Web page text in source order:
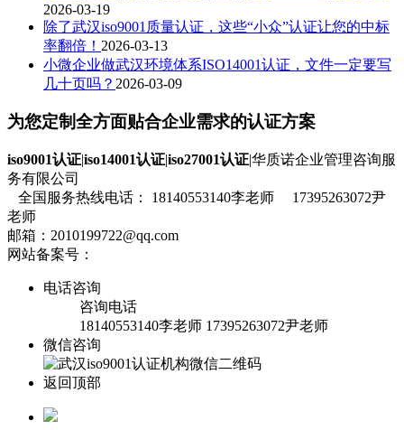
2026-03-19
除了武汉iso9001质量认证，这些“小众”认证让您的中标
率翻倍！ 2026-03-13
小微企业做武汉环境体系ISO14001认证，文件一定要写
几十页吗？ 2026-03-09
为您定制全方面贴合企业需求的认证方案
iso9001认证|iso14001认证|iso27001认证|华质诺企业管理咨询服
务有限公司
全国服务热线电话： 18140553140李老师 17395263072尹
老师
邮箱：2010199722@qq.com
网站备案号：
电话咨询
咨询电话
18140553140李老师 17395263072尹老师
微信咨询
返回顶部